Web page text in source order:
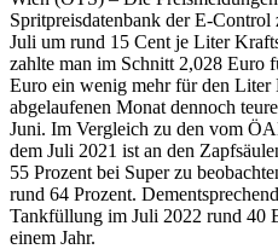
Spritpreisdatenbank der E-Control
Juli um rund 15 Cent je Liter
zahlte man im Schnitt 2,028 Euro
Euro ein wenig mehr für den
abgelaufenen Monat dennoch
Juni. Im Vergleich zu den vom
dem Juli 2021 ist an den
55 Prozent bei Super zu
rund 64 Prozent.
Tankfüllung im Juli 2022 rund 40
einem Jahr.